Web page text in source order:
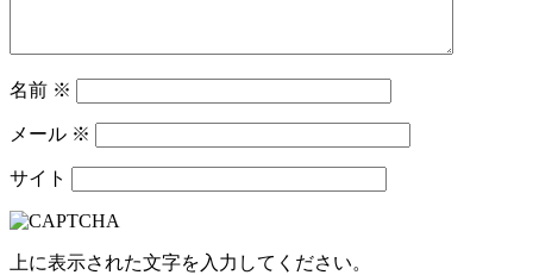
名前 ※
メール ※
サイト
上に表示された文字を入力してください。